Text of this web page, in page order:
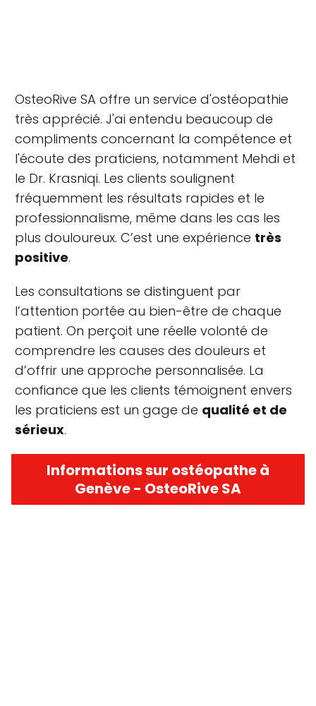
OsteoRive SA offre un service d'ostéopathie
très apprécié. J'ai entendu beaucoup de
compliments concernant la compétence et
l'écoute des praticiens, notamment Mehdi et
le Dr. Krasniqi. Les clients soulignent
fréquemment les résultats rapides et le
professionnalisme, même dans les cas les
plus douloureux. C’est une expérience très
positive.
Les consultations se distinguent par
l’attention portée au bien-être de chaque
patient. On perçoit une réelle volonté de
comprendre les causes des douleurs et
d’offrir une approche personnalisée. La
confiance que les clients témoignent envers
les praticiens est un gage de qualité et de
sérieux.
Informations sur ostéopathe à
Genève - OsteoRive SA